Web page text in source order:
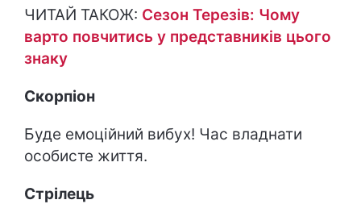
ЧИТАЙ ТАКОЖ: Сезон Терезів: Чому
варто повчитись у представників цього
знаку
Скорпіон
Буде емоційний вибух! Час владнати
особисте життя.
Стрілець